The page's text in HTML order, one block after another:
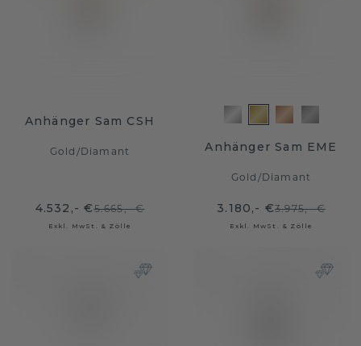
Anhänger Sam CSH
Gold /Diamant
4.532,- €5.665,- €
Exkl. MwSt. & Zölle
Anhänger Sam EME
Gold /Diamant
3.180,- €3.975,- €
Exkl. MwSt. & Zölle